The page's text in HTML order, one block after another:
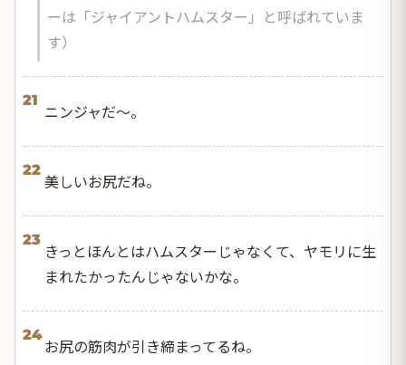
ーは「ジャイアントハムスター」と呼ばれていま
す）
21
ニンジャだ〜。
22
美しいお尻だね。
23
きっとほんとはハムスターじゃなくて、ヤモリに生
まれたかったんじゃないかな。
24
お尻の筋肉が引き締まってるね。